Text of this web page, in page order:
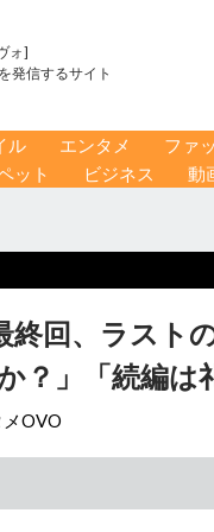
ォ]
発信するサイト
ル エンタメ ファ
ット ビジネス 動
終回、ラス
？」「続編は
OVO